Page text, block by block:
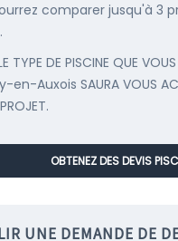
comparer jusqu'à 3
TYPE DE PISCINE QUE
en-Auxois SAURA VOUS
OBTENEZ DES DEVIS
UNE DEMANDE DE